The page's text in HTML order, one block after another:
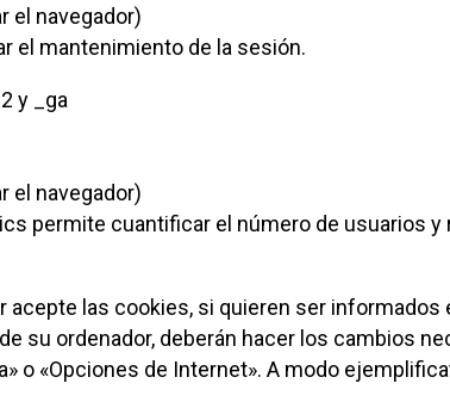
el navegador)
el mantenimiento de la sesión.
y _ga
el navegador)
permite cuantificar el número de usuarios
acepte las cookies, si quieren ser
su ordenador, deberán hacer los cambios
o «Opciones de Internet». A modo